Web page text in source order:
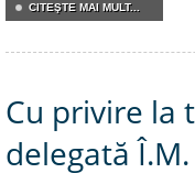
CITEŞTE MAI MULT...
Cu privire la
delegată